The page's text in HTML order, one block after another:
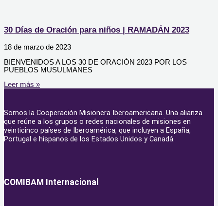
30 Días de Oración para niños | RAMADÁN 2023
18 de marzo de 2023
BIENVENIDOS A LOS 30 DE ORACIÓN 2023 POR LOS
PUEBLOS MUSULMANES
Leer más »
Somos la Cooperación Misionera Iberoamericana. Una alianza
que reúne a los grupos o redes nacionales de misiones en
veinticinco países de Iberoamérica, que incluyen a España,
Portugal e hispanos de los Estados Unidos y Canadá.
COMIBAM Internacional